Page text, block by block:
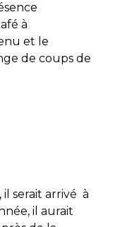
à
et le
de coups de
il serait arrivé à
il aurait